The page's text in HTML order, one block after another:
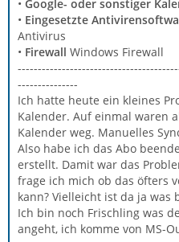
• Google- oder sonstiger
• Eingesetzte
Antivirus
• Firewall Windows Firewall
---------------
Ich hatte heute ein kleines
Kalender. Auf einmal waren
Kalender weg. Manuelles
Also habe ich das Abo
erstellt. Damit war das
frage ich mich ob das öfters
kann? Vielleicht ist da ja was
Ich bin noch Frischling was
angeht, ich komme von MS-